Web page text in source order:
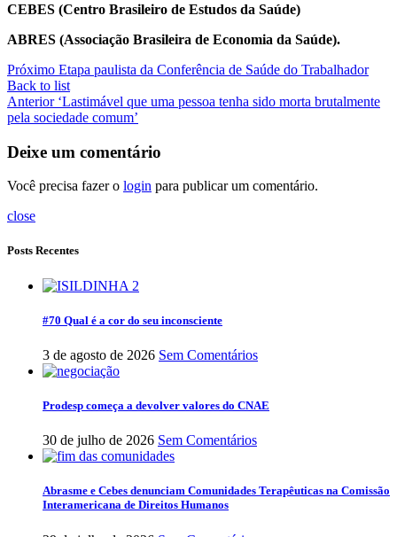
CEBES (Centro Brasileiro de Estudos da Saúde)
ABRES (Associação Brasileira de Economia da Saúde).
Próximo Etapa paulista da Conferência de Saúde do Trabalhador
Back to list
Anterior ‘Lastimável que uma pessoa tenha sido morta brutalmente
pela sociedade comum’
Deixe um comentário
Você precisa fazer o login para publicar um comentário.
close
Posts Recentes
#70 Qual é a cor do seu inconsciente
3 de agosto de 2026 Sem Comentários
Prodesp começa a devolver valores do CNAE
30 de julho de 2026 Sem Comentários
Abrasme e Cebes denunciam Comunidades Terapêuticas na Comissão
Interamericana de Direitos Humanos